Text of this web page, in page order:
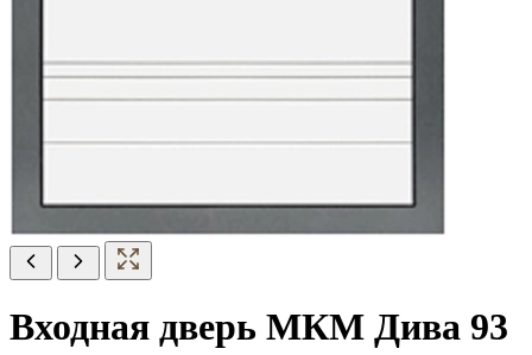
Входная дверь МКМ Дива 93